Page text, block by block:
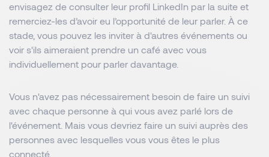
envisagez de consulter leur profil LinkedIn par la suite et
remerciez-les d’avoir eu l’opportunité de leur parler. À ce
stade, vous pouvez les inviter à d'autres événements ou
voir s'ils aimeraient prendre un café avec vous
individuellement pour parler davantage.
Vous n'avez pas nécessairement besoin de faire un suivi
avec chaque personne à qui vous avez parlé lors de
l'événement. Mais vous devriez faire un suivi auprès des
personnes avec lesquelles vous vous êtes le plus
connecté.